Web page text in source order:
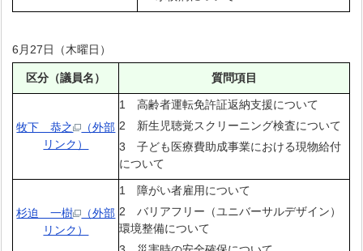
6月27日（木曜日）
区分（議員名） 質問項目
牧下 恭之
（外部
リンク）
1 高齢者運転免許証返納支援について
2 新生児聴覚スクリーニング検査について
3 子ども医療費助成事業における現物給付
について
杉迫 一樹
（外部
リンク）
1 障がい者雇用について
2 バリアフリー（ユニバーサルデザイン）
環境整備について